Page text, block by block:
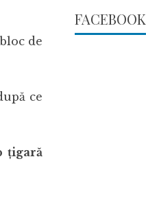
de
ce
țigară
FACEBOOK